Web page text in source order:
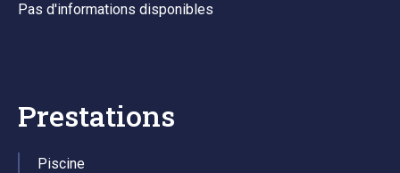
Pas d'informations disponibles
Prestations
Piscine